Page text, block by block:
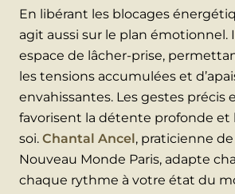
En libérant les blocages
agit aussi sur le plan émotionnel.
espace de lâcher-prise,
les tensions accumulées et
envahissantes. Les gestes précis
favorisent la détente profonde et
soi. Chantal Ancel , praticienne de
Nouveau Monde Paris, adapte
chaque rythme à votre état du